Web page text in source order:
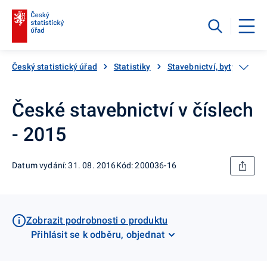
Český statistický úřad Statistiky Stavebnictví, byty
České stavebnictví v číslech
- 2015
Datum vydání: 31. 08. 2016Kód: 200036-16
Zobrazit podrobnosti o produktu
Přihlásit se k odběru, objednat